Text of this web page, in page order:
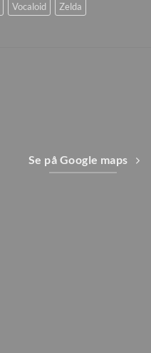
Vocaloid Zelda
Se på Google maps